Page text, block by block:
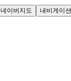
네이버지도 내비게이션